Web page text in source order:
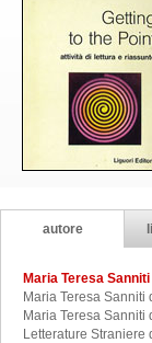
autore
Maria Teresa
Maria Teresa Sanniti
Maria Teresa
Letterature Straniere